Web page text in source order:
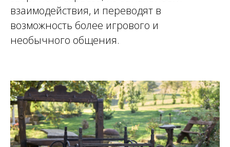
взаимодействия, и переводят в
возможность более игрового и
необычного общения.